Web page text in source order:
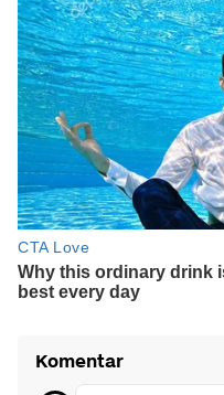
Komentar